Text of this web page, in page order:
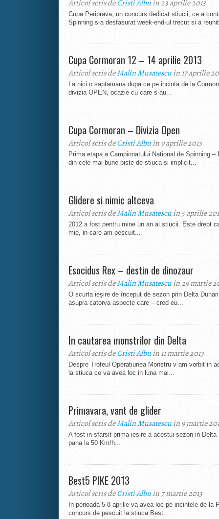
Articol scris deCristi Albuin 23 aprilie 2013
Cupa Periprava, un concurs dedicat stiucii, ce a
Spinning s-a desfasurat week-end-ul trecut si a
Cupa Cormoran 12 – 14 aprilie 2013
Articol scris deMalin Musatescuin 17 aprilie
La nici o saptamana dupa ce pe incinta de la
divizia OPEN, ocazie cu care s-au...
Cupa Cormoran – Divizia Open
Articol scris deCristi Albuin 9 aprilie 2013
Prima etapa a Campionatului National de Spinning
din cele mai bune piste de stiuca si implicit...
Glidere si nimic altceva
Articol scris deMalin Musatescuin 5 aprilie
2012 a fost pentru mine un an al stiucii. Este drept
mie, in care am pescuit...
Esocidus Rex – destin de dinozaur
Articol scris deMalin Musatescuin 29 martie
O scurta ieșire de început de sezon prin Delta
asupra catorva aspecte care – cred eu...
In cautarea monstrilor din Delta
Articol scris deCristi Albuin 11 martie 2013
Despre Trofeul Operatiunea Monstru v-am vorbit in
la stiuca ce va avea loc in luna mai...
Primavara, vant de glider
Articol scris deMalin Musatescuin 9 martie
A fost in sfarsit prima iesire a acestui sezon in
pana la 50 Km/h...
Best5 PIKE 2013
Articol scris deCristi Albuin 7 martie 2013
In perioada 5-8 aprilie va avea loc pe incintele de la
concurs de pescuit la stiuca Best...